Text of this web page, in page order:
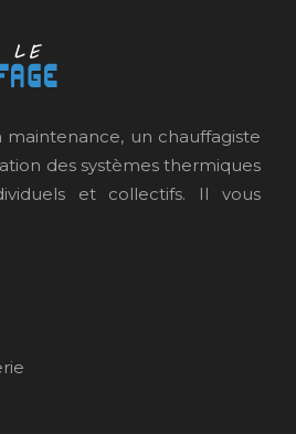
maintenance, un chauffagiste
des systèmes thermiques
et collectifs. Il vous